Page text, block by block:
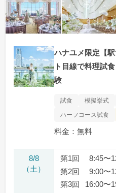
ハナユメ限定【
ト目線で料理試
験
試食 模擬挙式
ハーフコース試食
料金：無料
8/8
（土）
第1回 8:45〜
第2回
9:00〜
第3回
16:00〜